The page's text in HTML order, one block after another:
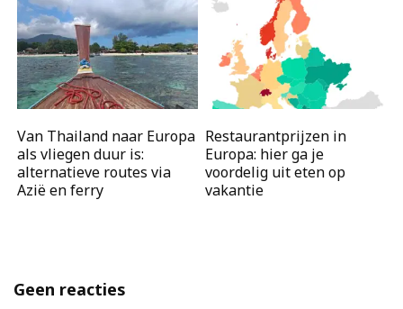
Van Thailand naar Europa
als vliegen duur is:
alternatieve routes via
Azië en ferry
Restaurantprijzen in
Europa: hier ga je
voordelig uit eten op
vakantie
Geen reacties